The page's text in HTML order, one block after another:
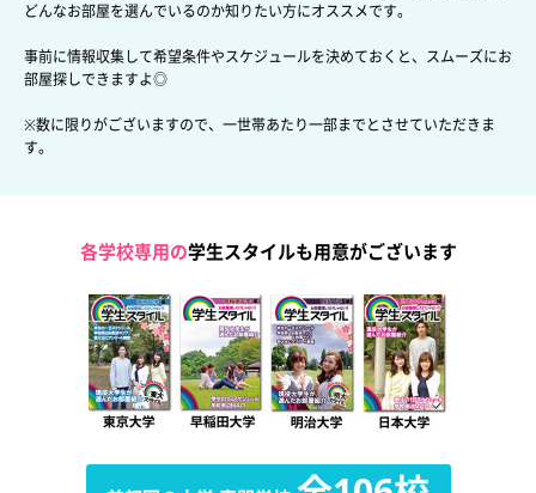
どんなお部屋を選んでいるのか知りたい方にオススメです。
事前に情報収集して希望条件やスケジュールを決めておくと、 スムーズにお
部屋探しできますよ◎
※数に限りがございますので、一世帯あたり一部までとさせていただきま
す。
各学校専用の学生スタイルも用意がございます